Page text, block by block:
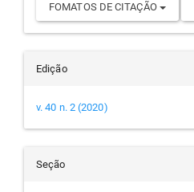
FOMATOS DE CITAÇÃO
Edição
v. 40 n. 2 (2020)
Seção